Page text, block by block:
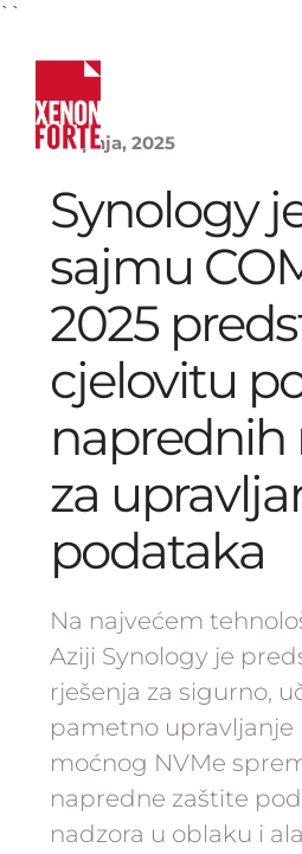
``
2. lipnja, 2025
Synology
sajmu
2025
cjelovitu
naprednih
za
podataka
Na najvećem
Aziji Synology je
rješenja za sigurno,
pametno upravljanje
moćnog NVMe
napredne zaštite
nadzora u oblaku i